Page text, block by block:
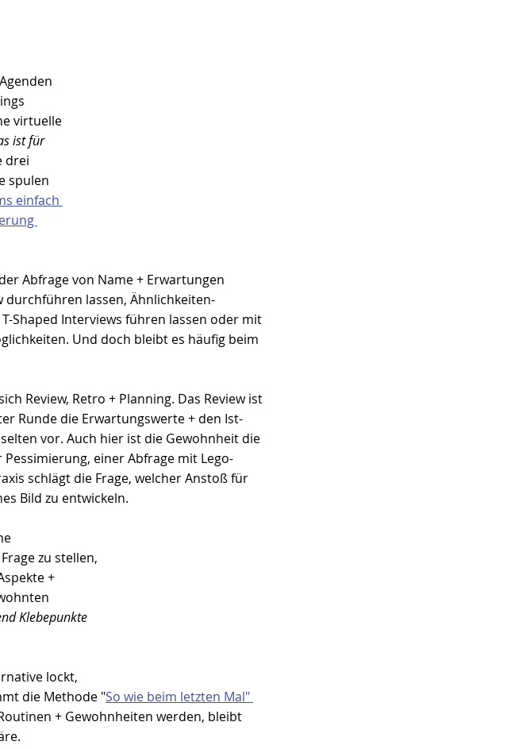
virtuelle
ist für
drei
spulen
einfach
Abfrage von Name + Erwartungen
lassen, Ähnlichkeiten-
Shaped Interviews führen lassen oder mit
Und doch bleibt es häufig beim
Review, Retro + Planning. Das Review ist
Runde die Erwartungswerte + den Ist-
vor. Auch hier ist die Gewohnheit die
einer Abfrage mit Lego-
schlägt die Frage, welcher Anstoß für
Bild zu entwickeln.
zu stellen,
+
Klebepunkte
lockt,
die Methode "So wie beim letzten Mal"
+ Gewohnheiten werden, bleibt